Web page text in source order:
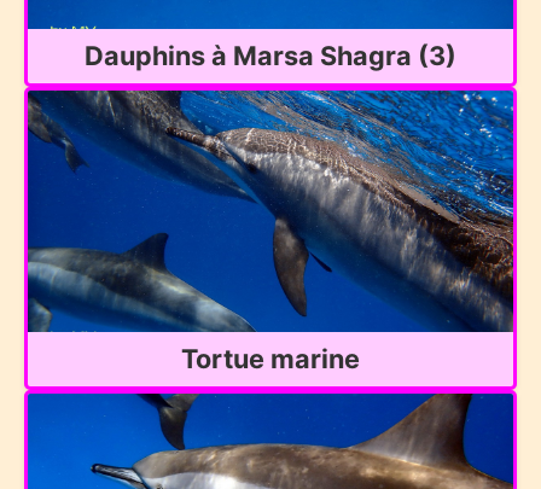
Dauphins à Marsa Shagra (3)
Tortue marine